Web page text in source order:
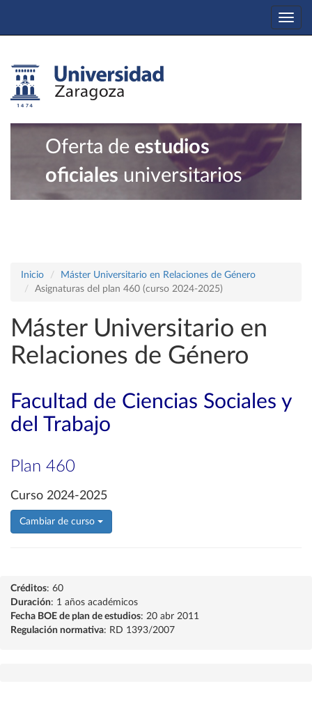
Oferta de estudios
oficiales universitarios
Inicio
Máster Universitario en Relaciones de Género
Asignaturas del plan 460 (curso 2024-2025)
Máster Universitario en
Relaciones de Género
Facultad de Ciencias Sociales y
del Trabajo
Plan 460
Curso 2024-2025
Cambiar de curso
Créditos: 60
Duración: 1 años académicos
Fecha BOE de plan de estudios: 20 abr 2011
Regulación normativa: RD 1393/2007